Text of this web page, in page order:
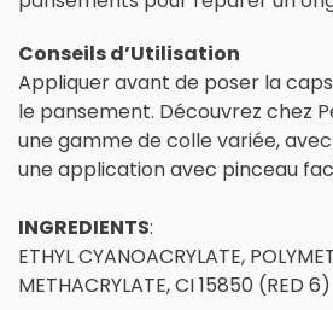
Conseils d’Utilisation
Appliquer avant de poser la
le pansement. Découvrez chez
unegamme de colle variée,
une application avec pinceau
INGREDIENTS:
ETHYL CYANOACRYLATE,
METHACRYLATE, CI 15850 (RED 6)